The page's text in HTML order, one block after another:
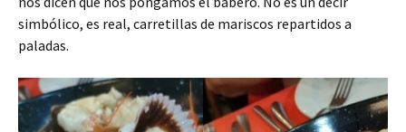
simbólico, es real, carretillas de mariscos repartidos a
paladas.